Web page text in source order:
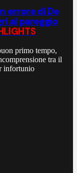
errore di De
al pareggio
primo tempo,
tra il
infortunio